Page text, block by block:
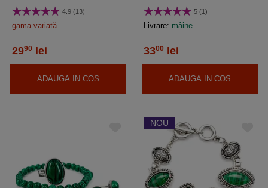
elastica verde4.9 (13)
gama variată
2990 lei
ADAUGA IN COS
cm verde
5 (1)
Livrare: mâine
3300 lei
ADAUGA IN COS
NOU